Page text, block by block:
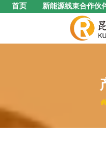
首页 新能源线束合作伙